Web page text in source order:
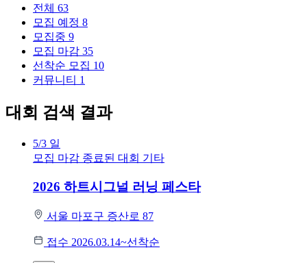
전체 63
모집 예정 8
모집중 9
모집 마감 35
선착순 모집 10
커뮤니티 1
대회 검색 결과
5/3 일
모집 마감 종료된 대회 기타
2026 하트시그널 러닝 페스타
서울 마포구 증산로 87
접수 2026.03.14~선착순